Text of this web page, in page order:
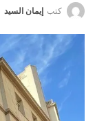
كتب إيمان السيد